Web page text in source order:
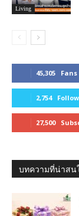
Living
45,305 Fans
2,754
27,500
บทความที่น่าสน